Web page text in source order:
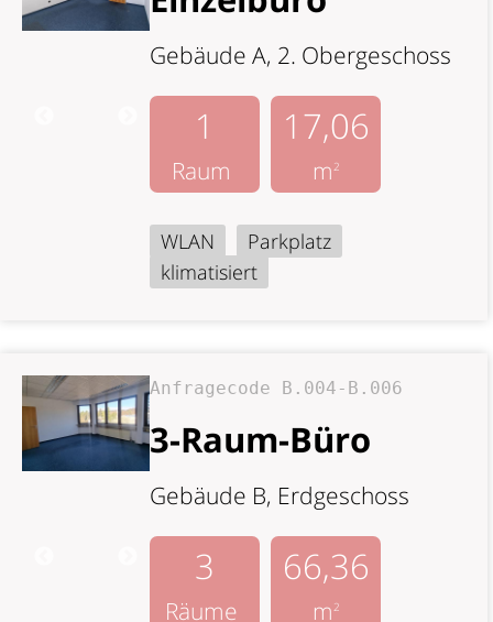
Gebäude A, 2. Obergeschoss
1
Raum
17,06
m2
WLAN
Parkplatz
klimatisiert
Anfragecode B.004-B.006
3-Raum-Büro
Gebäude B, Erdgeschoss
3
Räume
66,36
m2